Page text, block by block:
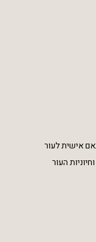
אישית לעור
העור